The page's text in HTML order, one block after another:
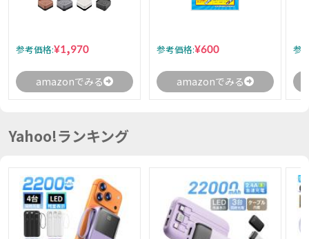
参考価格:¥1,970
amazonでみる
参考価格:¥600
amazonでみる
参
Yahoo!ランキング